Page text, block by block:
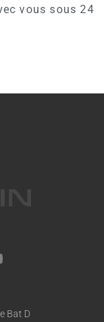
vous sous 24
Bat D